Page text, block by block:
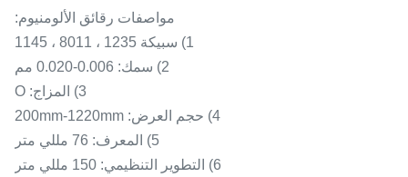
مواصفات رقائق الألومنيوم:
1) سبيكة 1235 ، 8011 ، 1145
2) سمك: 0.006-0.020 مم
3) المزاج: O
4) حجم العرض: 200mm-1220mm
5) المعرف: 76 مللي متر
6) التطوير التنظيمي: 150 مللي متر